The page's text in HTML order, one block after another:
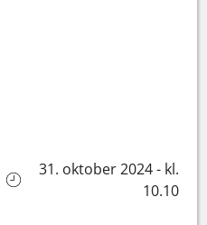
31. oktober 2024 - kl.
10.10